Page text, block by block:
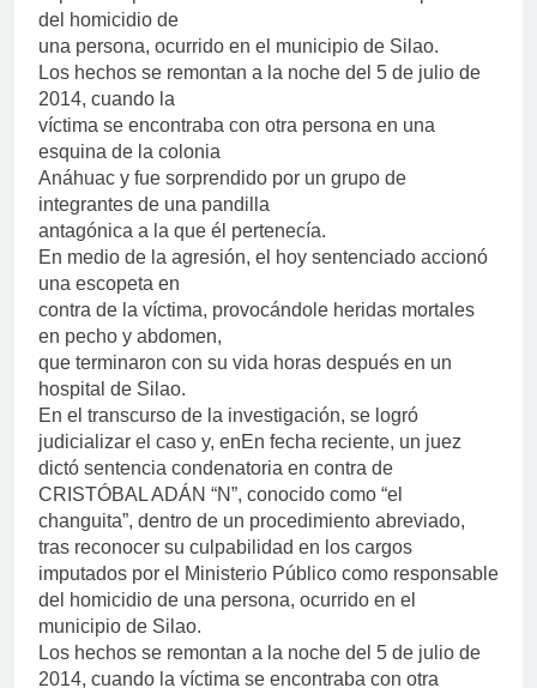
del homicidio de
una persona, ocurrido en el municipio de Silao.
Los hechos se remontan a la noche del 5 de julio de
2014, cuando la
víctima se encontraba con otra persona en una
esquina de la colonia
Anáhuac y fue sorprendido por un grupo de
integrantes de una pandilla
antagónica a la que él pertenecía.
En medio de la agresión, el hoy sentenciado accionó
una escopeta en
contra de la víctima, provocándole heridas mortales
en pecho y abdomen,
que terminaron con su vida horas después en un
hospital de Silao.
En el transcurso de la investigación, se logró
judicializar el caso y, enEn fecha reciente, un juez
dictó sentencia condenatoria en contra de
CRISTÓBAL ADÁN “N”, conocido como “el
changuita”, dentro de un procedimiento abreviado,
tras reconocer su culpabilidad en los cargos
imputados por el Ministerio Público como responsable
del homicidio de una persona, ocurrido en el
municipio de Silao.
Los hechos se remontan a la noche del 5 de julio de
2014, cuando la víctima se encontraba con otra